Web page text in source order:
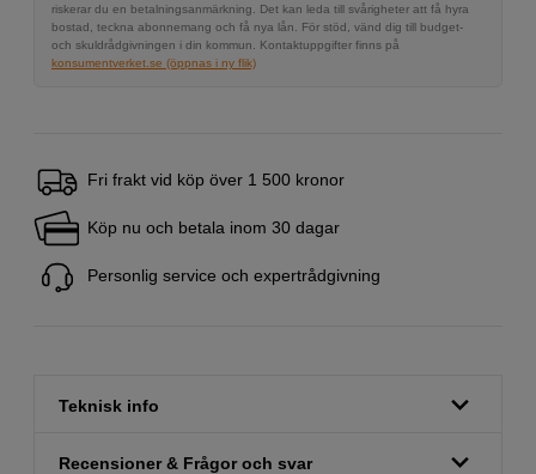
riskerar du en betalningsanmärkning. Det kan leda till svårigheter att få hyra
bostad, teckna abonnemang och få nya lån. För stöd, vänd dig till budget-
och skuldrådgivningen i din kommun. Kontaktuppgifter finns på
konsumentverket.se (öppnas i ny flik)
Fri frakt vid köp över 1 500 kronor
Köp nu och betala inom 30 dagar
Personlig service och expertrådgivning
Teknisk info
Recensioner & Frågor och svar